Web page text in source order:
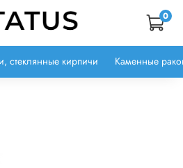
0
стеклянные кирпичи Каменные